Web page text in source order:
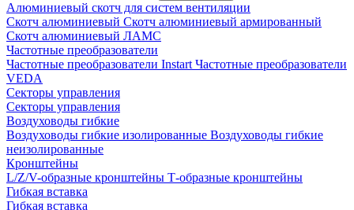
Алюминиевый скотч для систем вентиляции
Скотч алюминиевый Скотч алюминиевый армированный
Скотч алюминиевый ЛАМС
Частотные преобразователи
Частотные преобразователи Instart Частотные преобразователи
VEDA
Секторы управления
Секторы управления
Воздуховоды гибкие
Воздуховоды гибкие изолированные Воздуховоды гибкие
неизолированные
Кронштейны
L/Z/V-образные кронштейны Т-образные кронштейны
Гибкая вставка
Гибкая вставка